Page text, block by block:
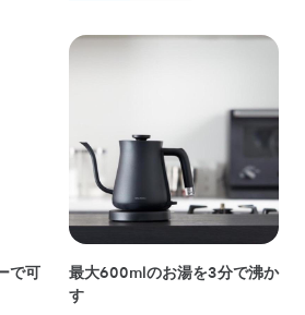
で可
最大600mlのお湯を3分で沸か
す